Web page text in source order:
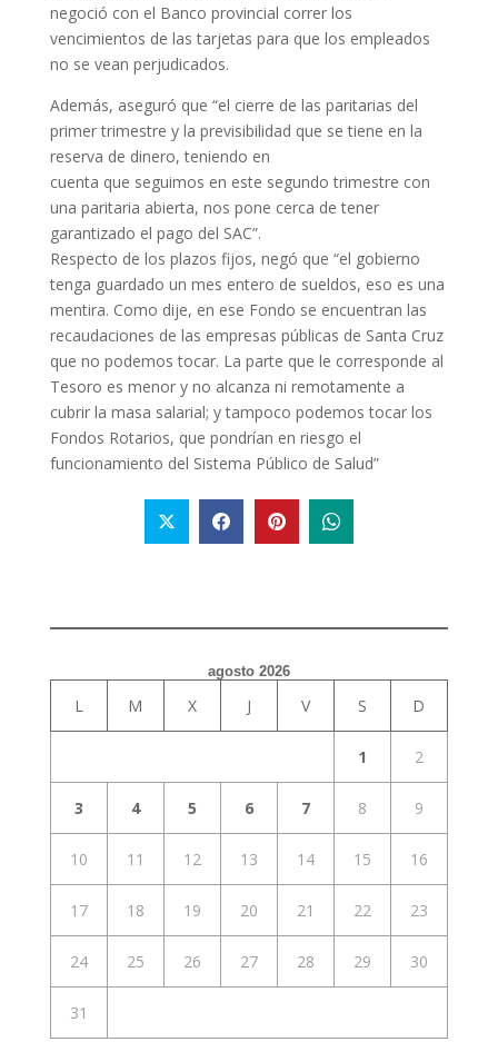
negoció con el Banco provincial correr los
vencimientos de las tarjetas para que los empleados
no se vean perjudicados.
Además, aseguró que “el cierre de las paritarias del
primer trimestre y la previsibilidad que se tiene en la
reserva de dinero, teniendo en
cuenta que seguimos en este segundo trimestre con
una paritaria abierta, nos pone cerca de tener
garantizado el pago del SAC”.
Respecto de los plazos fijos, negó que “el gobierno
tenga guardado un mes entero de sueldos, eso es una
mentira. Como dije, en ese Fondo se encuentran las
recaudaciones de las empresas públicas de Santa Cruz
que no podemos tocar. La parte que le corresponde al
Tesoro es menor y no alcanza ni remotamente a
cubrir la masa salarial; y tampoco podemos tocar los
Fondos Rotarios, que pondrían en riesgo el
funcionamiento del Sistema Público de Salud”
agosto 2026
L M X J V S D
1 2
3 4 5 6 7 8 9
10 11 12 13 14 15 16
17 18 19 20 21 22 23
24 25 26 27 28 29 30
31